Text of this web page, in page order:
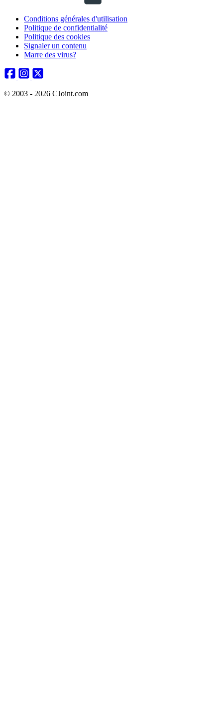
Conditions générales d'utilisation
Politique de confidentialité
Politique des cookies
Signaler un contenu
Marre des virus?
© 2003 - 2026 CJoint.com